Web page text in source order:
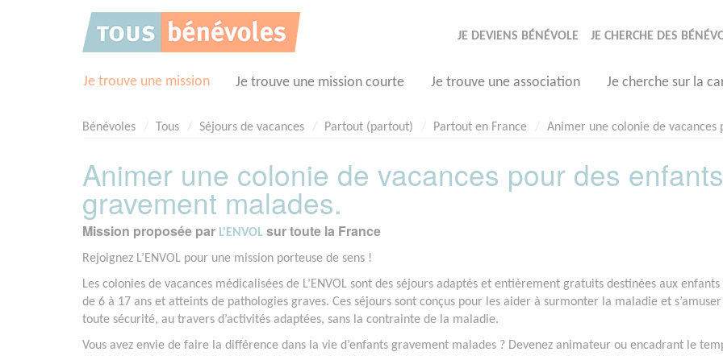
JE DEVIENS BÉNÉVOLE JE CHERCHE DES
Je trouve une mission Je trouve une mission courte Je trouve une association Je cherche sur la
Bénévoles Tous Séjours de vacances Partout (partout) Partout en France Animer une colonie de vacances
Animer une colonie de vacances pour des enfants
gravement malades.
Mission proposée par L'ENVOL sur toute la France
Rejoignez L’ENVOL pour une mission porteuse de sens !
Les colonies de vacances médicalisées de L’ENVOL sont des séjours adaptés et entièrement gratuits destinées aux enfants
de 6 à 17 ans et atteints de pathologies graves. Ces séjours sont conçus pour les aider à surmonter la maladie et
toute sécurité, au travers d’activités adaptées, sans la contrainte de la maladie.
Vous avez envie de faire la différence dans la vie d’enfants gravement malades ? Devenez animateur ou encadrant le